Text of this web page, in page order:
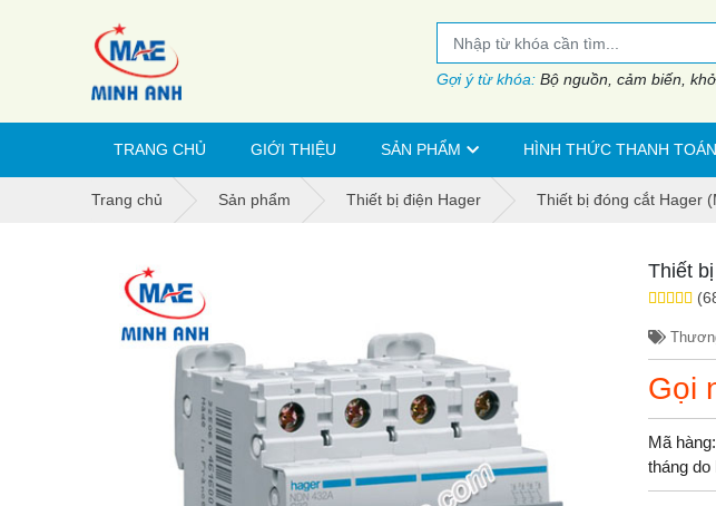
Gợi ý từ khóa: Bộ nguồn, cảm biến,
TRANG CHỦ GIỚI THIỆU SẢN PHẨM HÌNH THỨC THANH TOÁN
Trang chủ Sản phẩm Thiết bị điện Hager Thiết bị đóng cắt Hager
Thiết
Gọi
Mã
tháng do